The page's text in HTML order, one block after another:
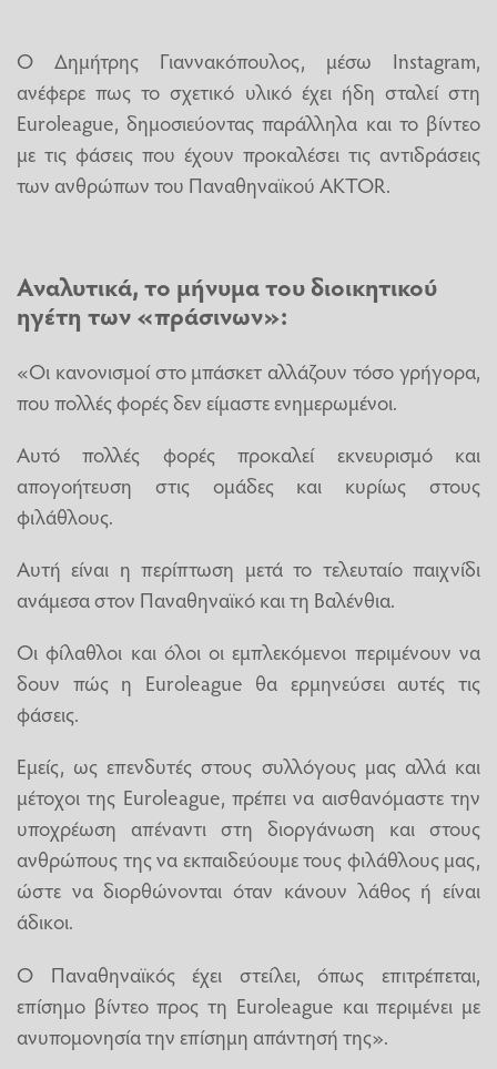
Ο Δημήτρης Γιαννακόπουλος, μέσω Instagram,
ανέφερε πως το σχετικό υλικό έχει ήδη σταλεί στη
Euroleague, δημοσιεύοντας παράλληλα και το βίντεο
με τις φάσεις που έχουν προκαλέσει τις αντιδράσεις
των ανθρώπων του Παναθηναϊκού AKTOR.
Αναλυτικά, το μήνυμα του διοικητικού
ηγέτη των «πράσινων»:
«Οι κανονισμοί στο μπάσκετ αλλάζουν τόσο γρήγορα,
που πολλές φορές δεν είμαστε ενημερωμένοι.
Αυτό πολλές φορές προκαλεί εκνευρισμό και
απογοήτευση στις ομάδες και κυρίως στους
φιλάθλους.
Αυτή είναι η περίπτωση μετά το τελευταίο παιχνίδι
ανάμεσα στον Παναθηναϊκό και τη Βαλένθια.
Οι φίλαθλοι και όλοι οι εμπλεκόμενοι περιμένουν να
δουν πώς η Euroleague θα ερμηνεύσει αυτές τις
φάσεις.
Εμείς, ως επενδυτές στους συλλόγους μας αλλά και
μέτοχοι της Euroleague, πρέπει να αισθανόμαστε την
υποχρέωση απέναντι στη διοργάνωση και στους
ανθρώπους της να εκπαιδεύουμε τους φιλάθλους μας,
ώστε να διορθώνονται όταν κάνουν λάθος ή είναι
άδικοι.
Ο Παναθηναϊκός έχει στείλει, όπως επιτρέπεται,
επίσημο βίντεο προς τη Euroleague και περιμένει με
ανυπομονησία την επίσημη απάντησή της».